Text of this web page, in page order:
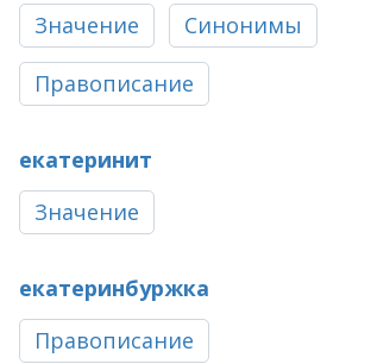
Значение
Синонимы
Правописание
екатеринит
Значение
екатеринбуржка
Правописание